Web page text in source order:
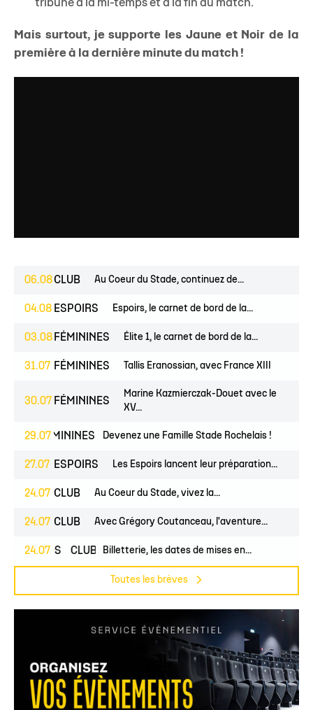
tribune à la mi-temps et à la fin du match.
Mais surtout, je supporte les Jaune et Noir de la
première à la dernière minute du match !
06.08CLUB Au Coeur du Stade, continuez de...
04.08 ESPOIRS Espoirs, le carnet de bord de la...
03.08 FÉMININES Élite 1, le carnet de bord de la...
31.07 FÉMININES Tallis Eranossian, avec France XIII
30.07 FÉMININES
Marine Kazmierczak-Douet avec le
XV...
29.07
FÉMININES CLUBDevenez une Famille Stade Rochelais !
27.07 ESPOIRS Les Espoirs lancent leur préparation...
24.07 CLUB Au Coeur du Stade, vivez la...
24.07 CLUB Avec Grégory Coutanceau, l'aventure...
24.07
PROS CLUB Billetterie, les dates de mises en...
Toutes les brèves